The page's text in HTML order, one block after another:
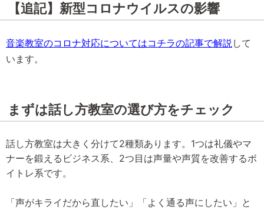
【追記】新型コロナウイルスの影響
音楽教室のコロナ対応についてはコチラの記事で解説 して
います。
まずは話し方教室の選び方をチェック
話し方教室は大きく分けて2種類あります。1つは礼儀やマ
ナーを鍛えるビジネス系、2つ目は声量や声質を改善するボ
イトレ系です。
「声がキライだから直したい」「よく通る声にしたい」と